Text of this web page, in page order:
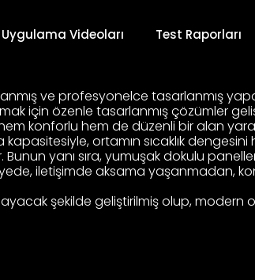
Uygulama Videoları Test Raporları
ve profesyonelce tasarlanmış
için özenle tasarlanmış çözümler
konforlu hem de düzenli bir alan
ortamın sıcaklık dengesini
yanı sıra, yumuşak dokulu
iletişimde aksama yaşanmadan,
şekilde geliştirilmiş olup, modern